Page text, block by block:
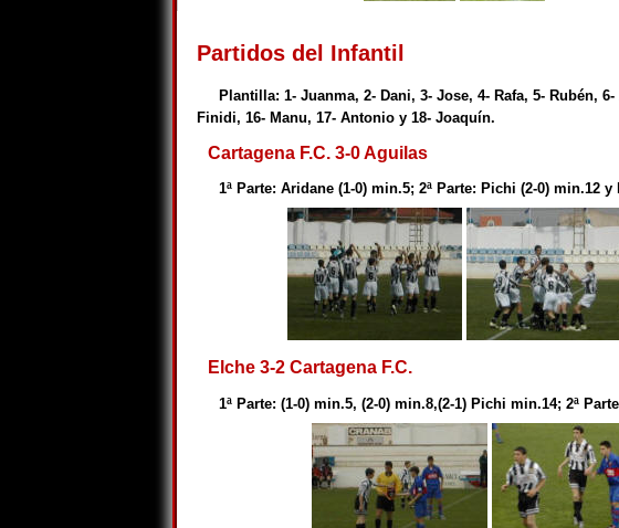
Partidos del Infantil
Plantilla: 1- Juanma, 2- Dani, 3- Jose, 4- Rafa, 5- Rubén,
Finidi, 16- Manu, 17- Antonio y 18- Joaquín.
Cartagena F.C. 3-0 Aguilas
1ª Parte: Aridane (1-0) min.5; 2ª Parte: Pichi (2-0) min.12 y
Elche 3-2 Cartagena F.C.
1ª Parte: (1-0) min.5, (2-0) min.8,(2-1) Pichi min.14; 2ª